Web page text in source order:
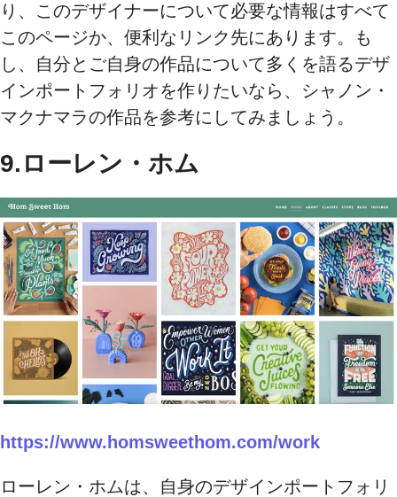
り、このデザイナーについて必要な情報はすべて
このページか、便利なリンク先にあります。も
し、自分とご自身の作品について多くを語るデザ
インポートフォリオを作りたいなら、シャノン・
マクナマラの作品を参考にしてみましょう。
9.ローレン・ホム
https://www.homsweethom.com/work
ローレン・ホムは、自身のデザインポートフォリ